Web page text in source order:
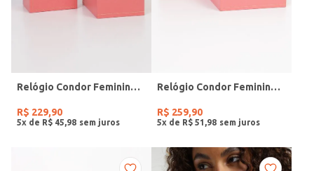
Relógio Condor Feminino PRATA
R$ 229,90
5x de R$ 45 98
Relógio Condor Feminino DOURADO
R$ 259,90
5x de R$ 51 98